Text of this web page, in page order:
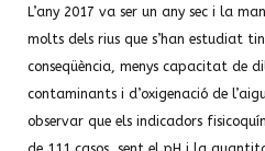
L’any 2017 va ser un any sec i la
molts dels rius que s’han estudiat
conseqüència, menys capacitat de
contaminants i d’oxigenació de
observar que els indicadors